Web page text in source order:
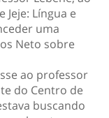
Língua e
uma
Neto sobre
ao professor
do Centro de
buscando